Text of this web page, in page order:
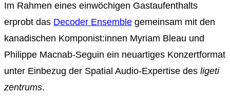
Im Rahmen eines einwöchigen Gastaufenthalts
erprobt das Decoder Ensemble gemeinsam mit den
kanadischen Komponist:innen Myriam Bleau und
Philippe Macnab-Seguin ein neuartiges Konzertformat
unter Einbezug der Spatial Audio-Expertise des ligeti
zentrums.